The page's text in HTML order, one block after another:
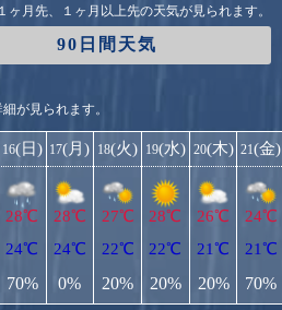
ヶ月先、１ヶ月以上先の天気が見られます。
90日間天気
が見られます。
16(日)
28℃
24℃
70%
17(月)
28℃
24℃
0%
18(火)
27℃
22℃
20%
19(水)
28℃
22℃
20%
20(木)
26℃
21℃
20%
21(金)
24℃
21℃
70%